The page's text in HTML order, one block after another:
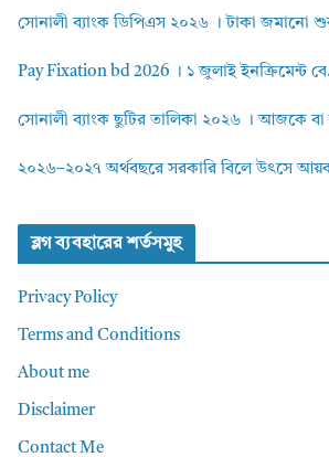
সোনালী ব্যাংক ডিপিএস ২০২৬ । টাকা জমানো
Pay Fixation bd 2026 । ১ জুলাই ইনক্রিমেন্ট
সোনালী ব্যাংক ছুটির তালিকা ২০২৬ । আজকে
২০২৬–২০২৭ অর্থবছরে সরকারি বিলে উৎসে
ব্লগ ব্যবহারের শর্তসমুহ
Privacy Policy
Terms and Conditions
About me
Disclaimer
Contact Me